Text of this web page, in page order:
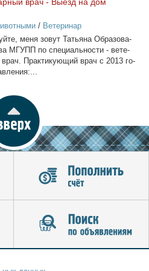
врач - Вы­езд на дом
/ Ветеринар
ме­ня зо­вут Та­тья­на Об­ра­зо­ва­
МГУПП по спе­ци­аль­но­сти - ве­те­
Прак­ти­ку­ю­щий врач с 2013 го­